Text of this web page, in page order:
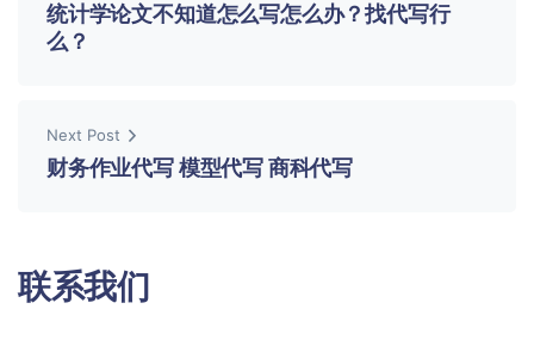
统计学论文不知道怎么写怎么办？找代写行
么？
Next Post
财务作业代写 模型代写 商科代写
联系我们